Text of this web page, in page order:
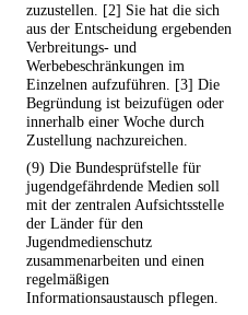
zuzustellen. [2] Sie hat die sich
aus der Entscheidung ergebenden
Verbreitungs- und
Werbebeschränkungen im
Einzelnen aufzuführen. [3] Die
Begründung ist beizufügen oder
innerhalb einer Woche durch
Zustellung nachzureichen.
(9) Die Bundesprüfstelle für
jugendgefährdende Medien soll
mit der zentralen Aufsichtsstelle
der Länder für den
Jugendmedienschutz
zusammenarbeiten und einen
regelmäßigen
Informationsaustausch pflegen.